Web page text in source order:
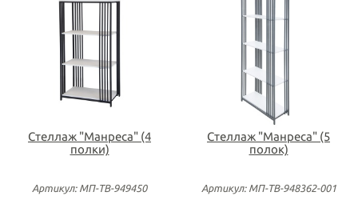
Стеллаж "Манреса" (4
полки)
Артикул: МП-ТВ-949450
Стеллаж "Манреса" (5
полок)
Артикул: МП-ТВ-948362-001